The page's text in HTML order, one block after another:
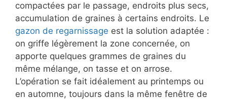
compactées par le passage, endroits plus secs,
accumulation de graines à certains endroits. Le
gazon de regarnissage est la solution adaptée :
on griffe légèrement la zone concernée, on
apporte quelques grammes de graines du
même mélange, on tasse et on arrose.
L’opération se fait idéalement au printemps ou
en automne, toujours dans la même fenêtre de